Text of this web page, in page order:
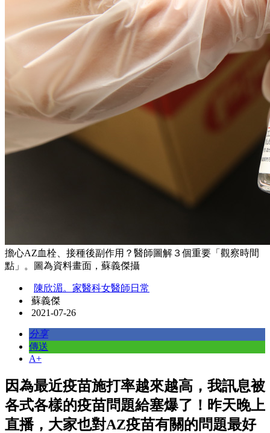
擔心AZ血栓、接種後副作用？醫師圖解３個重要「觀察時間
點」。圖為資料畫面，蘇義傑攝
陳欣湄。家醫科女醫師日常
蘇義傑
2021-07-26
分享
傳送
A+
因為最近疫苗施打率越來越高，我訊息被
各式各樣的疫苗問題給塞爆了！昨天晚上
直播，大家也對AZ疫苗有關的問題最好